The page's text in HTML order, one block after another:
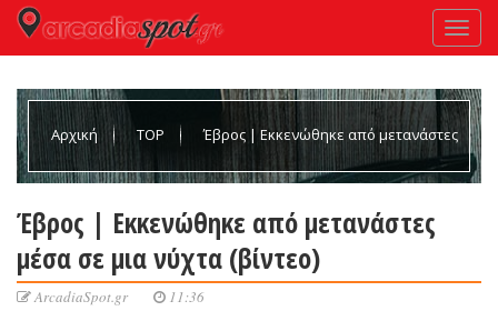
Αρχική TOP Έβρος | Εκκενώθηκε από μετανάστες
Έβρος | Εκκενώθηκε από μετανάστες
μέσα σε μια νύχτα (βίντεο)
ArcadiaSpot.gr 11:36